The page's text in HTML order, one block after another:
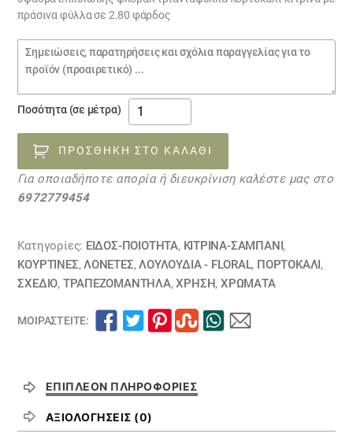
€14.00.είναι:
€12.00.
πράσινα φύλλα σε 2.80 φάρδος
Σημειώσεις
παραγγελίας
Ποσότητα (σε μέτρα)
ύφασμα
επίπλωσης
φλοράλ
17032318
ποσότητα
ΠΡΟΣΘΉΚΗ ΣΤΟ ΚΑΛΆΘΙ
Για οποιαδήποτε απορία ή διευκρίνιση καλέστε μας στο
6972779454
Κατηγορίες: ΕΙΔΟΣ-ΠΟΙΟΤΗΤΑ, ΚΙΤΡΙΝΑ-ΣΑΜΠΑΝΙ ,
ΚΟΥΡΤΊΝΕΣ,ΛΟΝΈΤΕΣ,ΛΟΥΛΟΎΔΙΑ - FLORAL, ΠΟΡΤΟΚΑΛΙ ,
ΣΧΕΔΙΟ, ΤΡΑΠΕΖΟΜΆΝΤΗΛΑ,ΧΡΗΣΗ, ΧΡΏΜΑΤΑ
ΜΟΙΡΑΣΤΕΊΤΕ:
ΕΠΙΠΛΈΟΝ ΠΛΗΡΟΦΟΡΊΕΣ
ΑΞΙΟΛΟΓΉΣΕΙΣ (0)